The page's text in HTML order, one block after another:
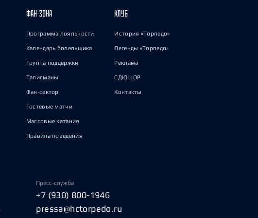
ФАН-ЗОНА
Программа лояльности
Календарь болельщика
Группа поддержки
Талисманы
Фан-сектор
Гостевые матчи
Массовые катания
Правила поведения
КЛУБ
История «Торпедо»
Легенды «Торпедо»
Реклама
СДЮШОР
Контакты
Пресс-служба
+7 (930) 800-1946
pressa@hctorpedo.ru